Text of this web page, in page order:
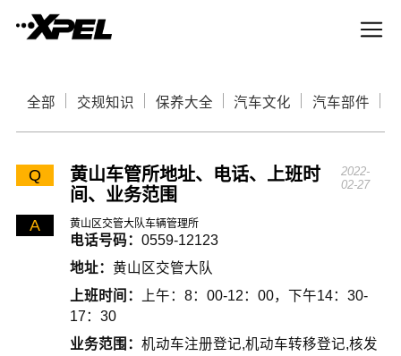
全部 交规知识 保养大全 汽车文化 汽车部件
Q
黄山车管所地址、电话、上班时
间、业务范围
2022-
02-27
A 黄山区交管大队车辆管理所
电话号码： 0559-12123
地址： 黄山区交管大队
上班时间：
上午：8：00-12：00，下午14：30-
17：30
业务范围： 机动车注册登记,机动车转移登记,核发